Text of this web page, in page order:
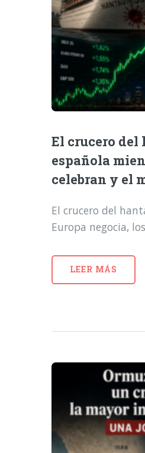
El crucero
española
celebran y el
El crucero del
Europa negocia,
LEER MÁS